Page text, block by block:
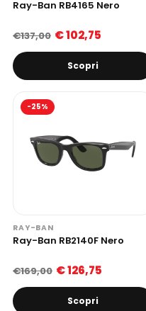
Ray-Ban RB4165 Nero
€137,00 € 102,75
Scopri
-25%
RAY-BAN
Ray-Ban RB2140F Nero
€169,00 € 126,75
Scopri